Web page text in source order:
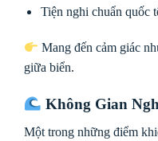
Tiện nghi chuẩn quốc
Mang đến cảm giác
giữa biển.
Không Gian
Một trong những điểm